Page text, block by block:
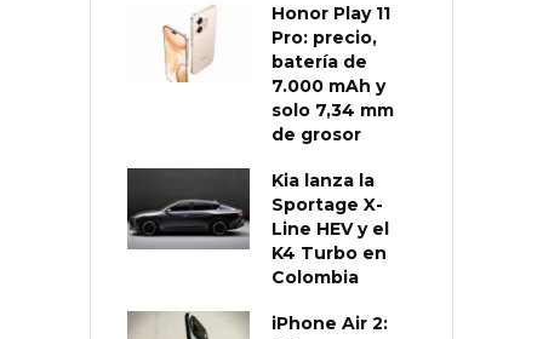
Honor Play 11
Pro: precio,
batería de
7.000 mAh y
solo 7,34 mm
de grosor
Kia lanza la
Sportage X-
Line HEV y el
K4 Turbo en
Colombia
iPhone Air 2: